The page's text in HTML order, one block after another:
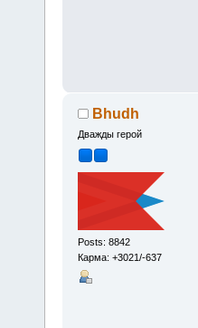
Bhudh
Дважды герой
Posts: 8842
Карма: +3021/-637